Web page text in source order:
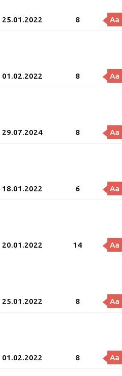
25.01.2022 8 Aa
01.02.2022 8 Aa
29.07.2024 8 Aa
18.01.2022 6 Aa
20.01.2022 14 Aa
25.01.2022 8 Aa
01.02.2022 8 Aa